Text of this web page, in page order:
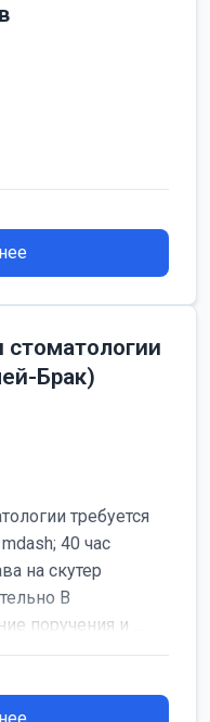
стоматологии
Брак)
требуется
40 час
на скутер
В
поручения и ...